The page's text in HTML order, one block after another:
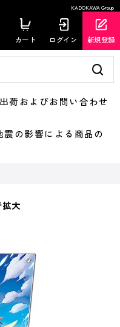
KADOKAWA Group
カート ログイン 新規登録
およびお問い合わせ
の影響による商品の
大